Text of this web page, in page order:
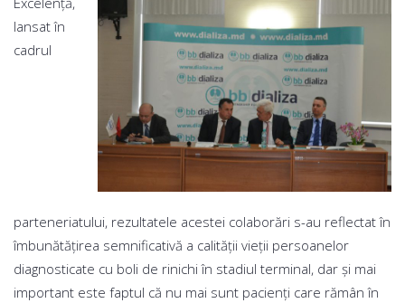
lansat în
cadrul
parteneriatului, rezultatele acestei colaborări s-au reflectat în
îmbunătățirea semnificativă a calității vieții persoanelor
diagnosticate cu boli de rinichi în stadiul terminal, dar și mai
important este faptul că nu mai sunt pacienți care rămân în